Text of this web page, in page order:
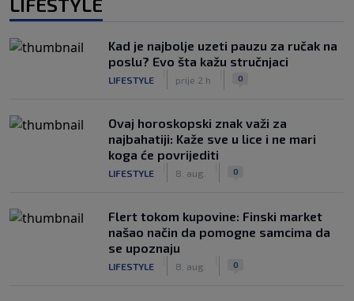
Kad je najbolje uzeti pauzu za ručak na
poslu? Evo šta kažu stručnjaci
LIFESTYLE prije 2 h 0
Ovaj horoskopski znak važi za
najbahatiji: Kaže sve u lice i ne mari
koga će povrijediti
LIFESTYLE 8. aug. 0
Flert tokom kupovine: Finski market
našao način da pomogne samcima da
se upoznaju
LIFESTYLE 8. aug. 0